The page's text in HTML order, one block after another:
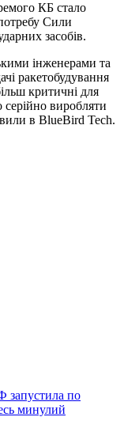
КБ стало
Сили
засобів.
інженерами та
ракетобудування
критичні для
виробляти
в BlueBird Tech.
запустила по
минулий